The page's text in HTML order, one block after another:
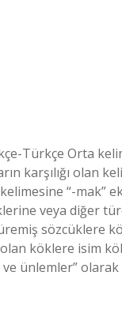
Türkçe Orta
karşılığı olan
“-mak”
veya diğer
sözcüklere
olan köklere isim
ünlemler”